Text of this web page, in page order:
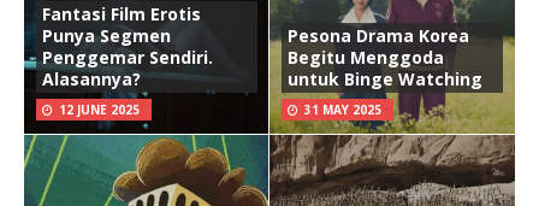
Fantasi Film Erotis
Punya Segmen
Penggemar Sendiri.
Alasannya?
12 JUNE 2025
Pesona Drama Korea
Begitu Menggoda
untuk Binge Watching
31 MAY 2025